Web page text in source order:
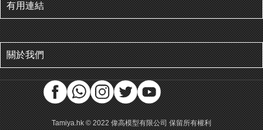
有用連結
關於我們
Tamiya.hk © 2022 偉高模型有限公司 保留所有權利